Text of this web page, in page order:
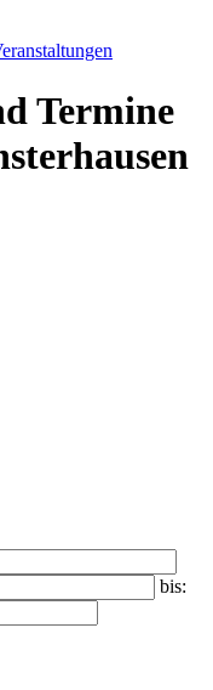
Termine
bis: